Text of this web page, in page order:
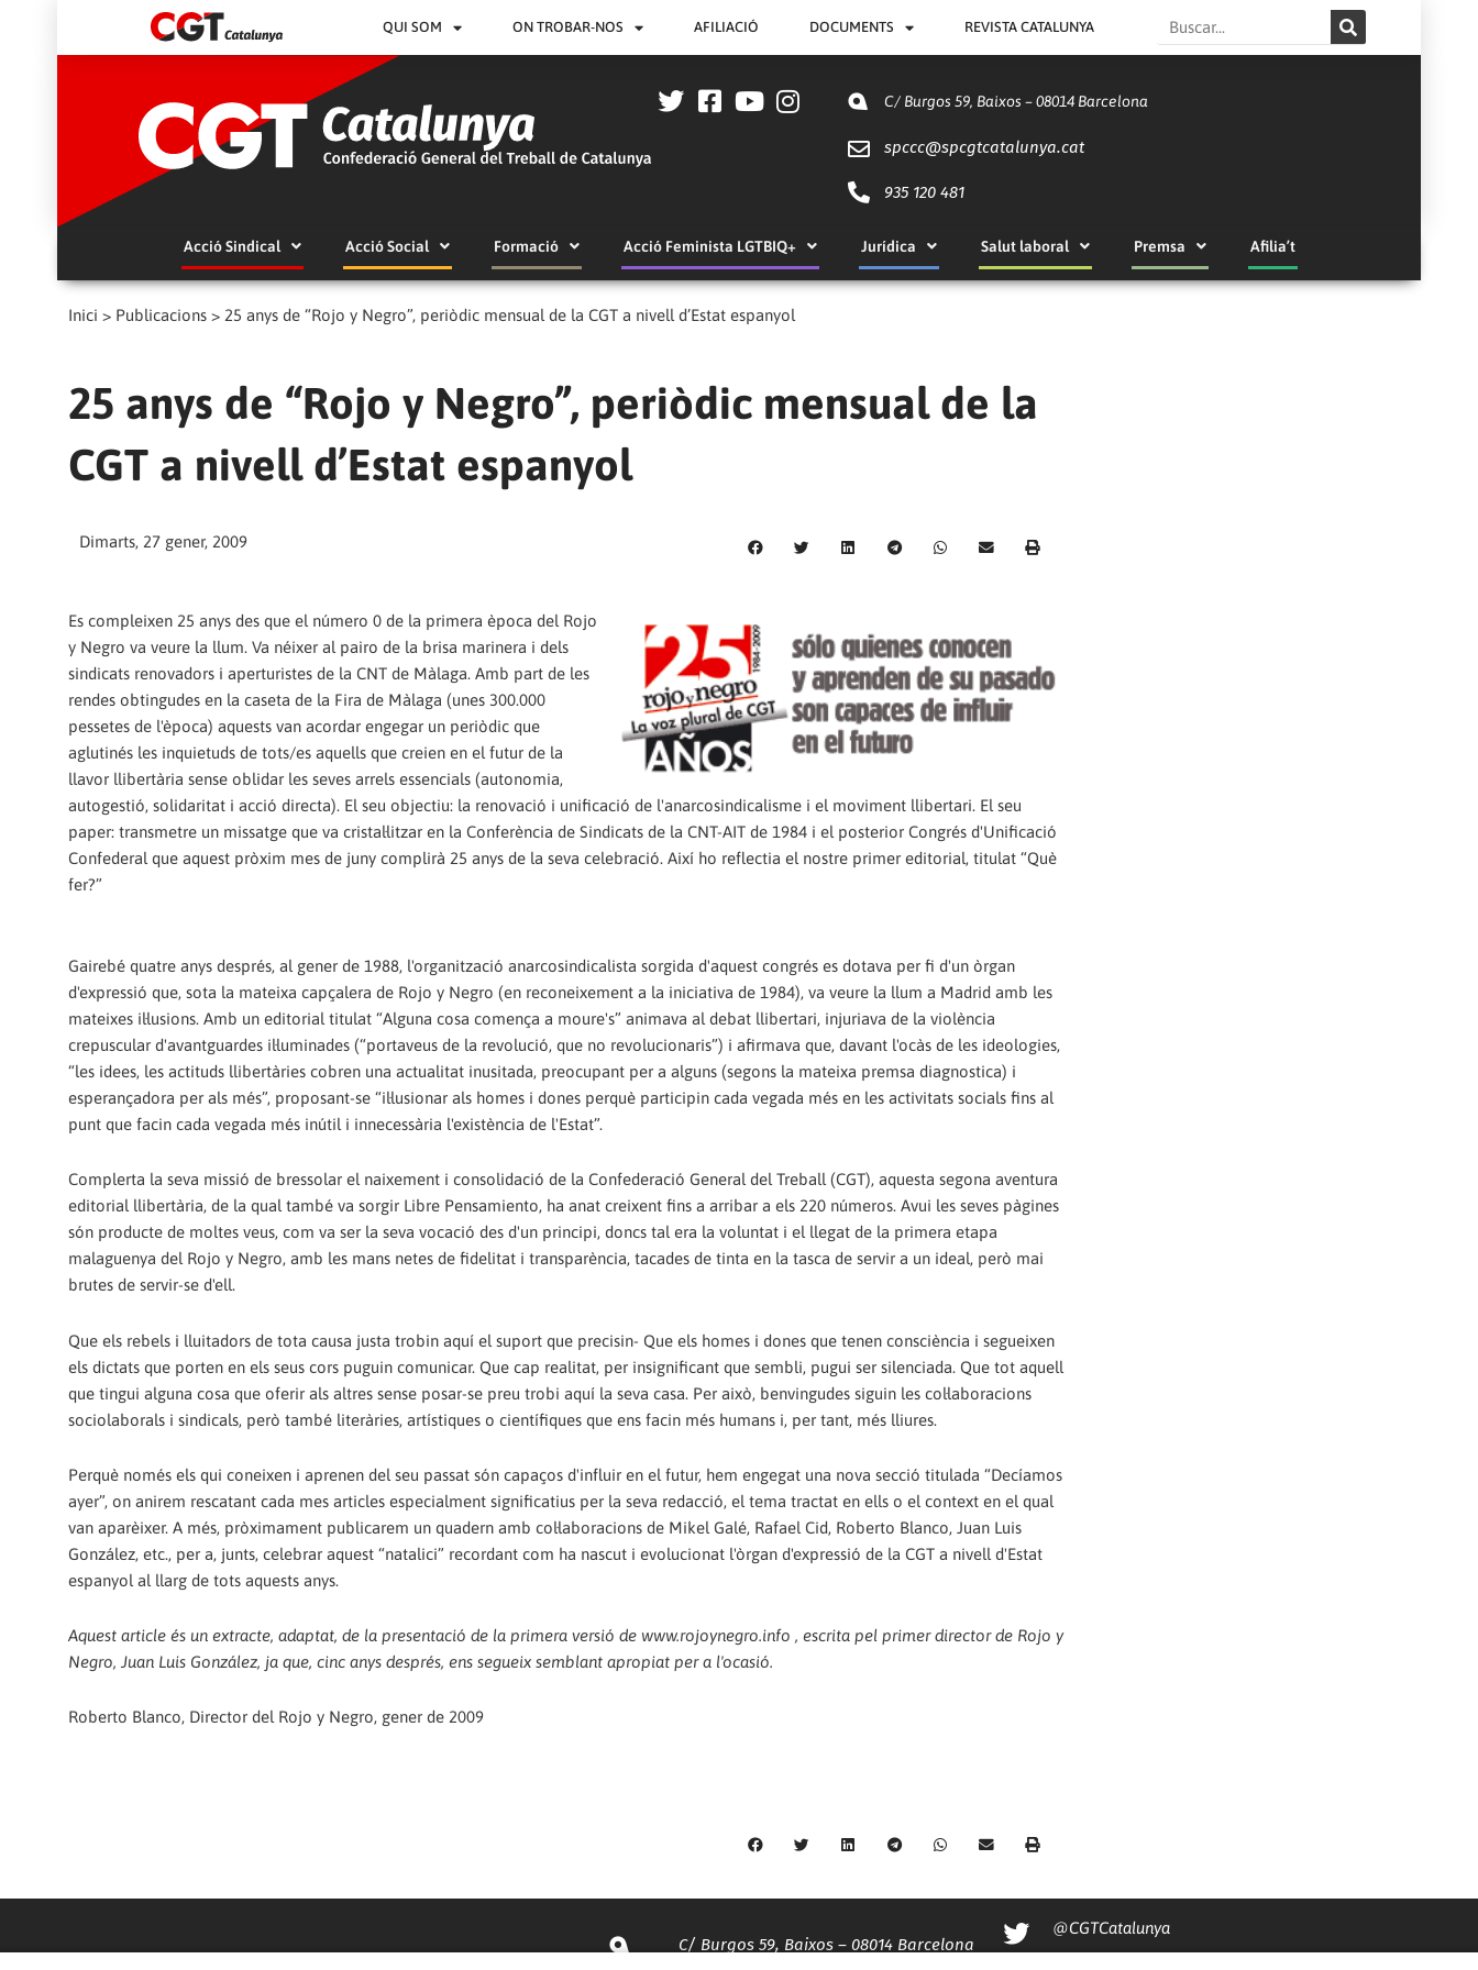
QUI SOM ON TROBAR-NOS AFILIACIÓ DOCUMENTS REVISTA CATALUNYA Search
C/ Burgos 59, Baixos – 08014 Barcelona
spccc@spcgtcatalunya.cat
935 120 481
Acció Sindical Acció Social Formació Acció Feminista LGTBIQ+ Jurídica Salut laboral Premsa Afilia’t
Inici > Publicacions > 25 anys de “Rojo y Negro”, periòdic mensual de la CGT a nivell d’Estat espanyol
25 anys de “Rojo y Negro”, periòdic mensual de la
CGT a nivell d’Estat espanyol
Dimarts, 27 gener, 2009
Es compleixen 25 anys des que el número 0 de la primera època del Rojo
y Negro va veure la llum. Va néixer al pairo de la brisa marinera i dels
sindicats renovadors i aperturistes de la CNT de Màlaga. Amb part de les
rendes obtingudes en la caseta de la Fira de Màlaga (unes 300.000
pessetes de l'època) aquests van acordar engegar un periòdic que
aglutinés les inquietuds de tots/es aquells que creien en el futur de la
llavor llibertària sense oblidar les seves arrels essencials (autonomia,
autogestió, solidaritat i acció directa). El seu objectiu: la renovació i unificació de l'anarcosindicalisme i el moviment llibertari. El seu
paper: transmetre un missatge que va cristal·litzar en la Conferència de Sindicats de la CNT-AIT de 1984 i el posterior Congrés d'Unificació
Confederal que aquest pròxim mes de juny complirà 25 anys de la seva celebració. Així ho reflectia el nostre primer editorial, titulat “Què
fer?”
Gairebé quatre anys després, al gener de 1988, l'organització anarcosindicalista sorgida d'aquest congrés es dotava per fi d'un òrgan
d'expressió que, sota la mateixa capçalera de Rojo y Negro (en reconeixement a la iniciativa de 1984), va veure la llum a Madrid amb les
mateixes il·lusions. Amb un editorial titulat “Alguna cosa comença a moure's” animava al debat llibertari, injuriava de la violència
crepuscular d'avantguardes il·luminades (“portaveus de la revolució, que no revolucionaris”) i afirmava que, davant l'ocàs de les ideologies,
“les idees, les actituds llibertàries cobren una actualitat inusitada, preocupant per a alguns (segons la mateixa premsa diagnostica) i
esperançadora per als més”, proposant-se “il·lusionar als homes i dones perquè participin cada vegada més en les activitats socials fins al
punt que facin cada vegada més inútil i innecessària l'existència de l'Estat”.
Complerta la seva missió de bressolar el naixement i consolidació de la Confederació General del Treball (CGT), aquesta segona aventura
editorial llibertària, de la qual també va sorgir Libre Pensamiento, ha anat creixent fins a arribar a els 220 números. Avui les seves pàgines
són producte de moltes veus, com va ser la seva vocació des d'un principi, doncs tal era la voluntat i el llegat de la primera etapa
malaguenya del Rojo y Negro, amb les mans netes de fidelitat i transparència, tacades de tinta en la tasca de servir a un ideal, però mai
brutes de servir-se d'ell.
Que els rebels i lluitadors de tota causa justa trobin aquí el suport que precisin- Que els homes i dones que tenen consciència i segueixen
els dictats que porten en els seus cors puguin comunicar. Que cap realitat, per insignificant que sembli, pugui ser silenciada. Que tot aquell
que tingui alguna cosa que oferir als altres sense posar-se preu trobi aquí la seva casa. Per això, benvingudes siguin les col·laboracions
sociolaborals i sindicals, però també literàries, artístiques o científiques que ens facin més humans i, per tant, més lliures.
Perquè només els qui coneixen i aprenen del seu passat són capaços d'influir en el futur, hem engegat una nova secció titulada “Decíamos
ayer”, on anirem rescatant cada mes articles especialment significatius per la seva redacció, el tema tractat en ells o el context en el qual
van aparèixer. A més, pròximament publicarem un quadern amb col·laboracions de Mikel Galé, Rafael Cid, Roberto Blanco, Juan Luis
González, etc., per a, junts, celebrar aquest “natalici” recordant com ha nascut i evolucionat l'òrgan d'expressió de la CGT a nivell d'Estat
espanyol al llarg de tots aquests anys.
Aquest article és un extracte, adaptat, de la presentació de la primera versió de www.rojoynegro.info , escrita pel primer director de Rojo y
Negro, Juan Luis González, ja que, cinc anys després, ens segueix semblant apropiat per a l'ocasió.
Roberto Blanco, Director del Rojo y Negro, gener de 2009
C/ Burgos 59, Baixos – 08014 Barcelona
@CGTCatalunya